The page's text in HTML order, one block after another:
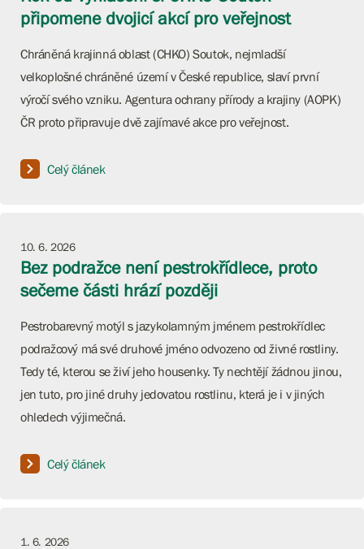
připomene dvojicí akcí pro veřejnost
Chráněná krajinná oblast (CHKO) Soutok, nejmladší
velkoplošné chráněné území v České republice, slaví první
výročí svého vzniku. Agentura ochrany přírody a krajiny (AOPK)
ČR proto připravuje dvě zajímavé akce pro veřejnost.
Celý článek
10. 6. 2026
Bez podražce není pestrokřídlece, proto
sečeme části hrází později
Pestrobarevný motýl s jazykolamným jménem pestrokřídlec
podražcový má své druhové jméno odvozeno od živné rostliny.
Tedy té, kterou se živí jeho housenky. Ty nechtějí žádnou jinou,
jen tuto, pro jiné druhy jedovatou rostlinu, která je i v jiných
ohledech výjimečná.
Celý článek
1. 6. 2026